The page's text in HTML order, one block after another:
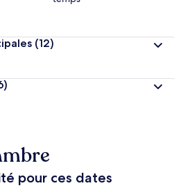
(12)
pour ces dates